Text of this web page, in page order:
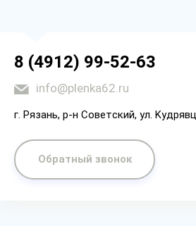
8 (4912) 99-52-63
info@plenka62.ru
г. Рязaнь, p-н Coвeтcкий, yл.
Обратный звонок